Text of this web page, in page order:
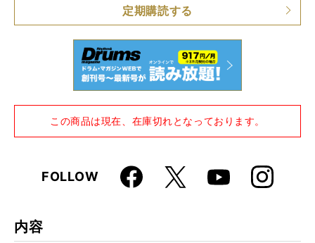
A4変形判 / 180ページ
定期購読する
この商品は現在、在庫切れとなっております。
FOLLOWFaceboo
k
X Youtube Instagra
m
内容